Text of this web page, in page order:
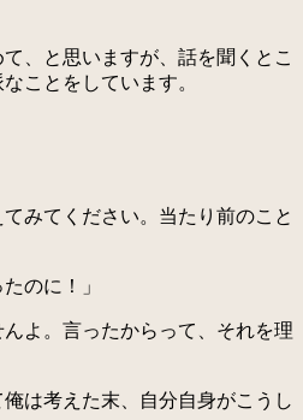
、と思いますが、話を聞くとこ
ことをしています。
みてください。当たり前のこと
のに！」
よ。言ったからって、それを理
は考えた末、自分自身がこうし